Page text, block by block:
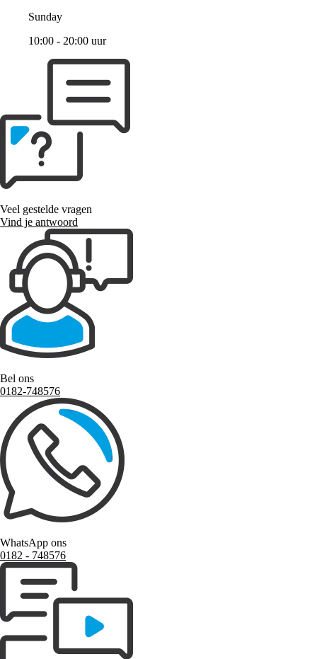
Sunday
10:00 - 20:00 uur
Veel gestelde vragen
Vind je antwoord
Bel ons
0182-748576
WhatsApp ons
0182 ‑ 748576